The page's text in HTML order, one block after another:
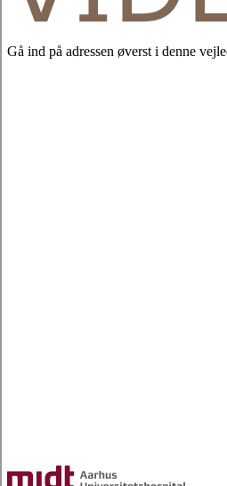
Gå ind på adressen øverst i denne